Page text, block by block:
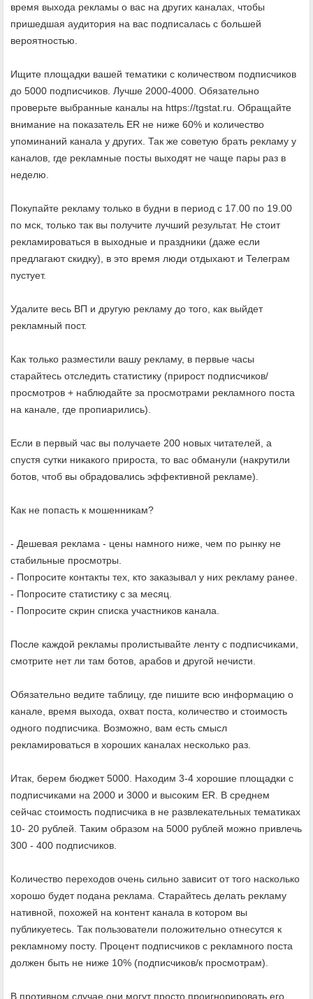
время выхода рекламы о вас на других каналах, чтобы
пришедшая аудитория на вас подписалась с большей
вероятностью.
Ищите площадки вашей тематики с количеством подписчиков
до 5000 подписчиков. Лучше 2000-4000. Обязательно
проверьте выбранные каналы на https://tgstat.ru. Обращайте
внимание на показатель ER не ниже 60% и количество
упоминаний канала у других. Так же советую брать рекламу у
каналов, где рекламные посты выходят не чаще пары раз в
неделю.
Покупайте рекламу только в будни в период с 17.00 по 19.00
по мск, только так вы получите лучший результат. Не стоит
рекламироваться в выходные и праздники (даже если
предлагают скидку), в это время люди отдыхают и Телеграм
пустует.
Удалите весь ВП и другую рекламу до того, как выйдет
рекламный пост.
Как только разместили вашу рекламу, в первые часы
старайтесь отследить статистику (прирост подписчиков/
просмотров + наблюдайте за просмотрами рекламного поста
на канале, где пропиарились).
Если в первый час вы получаете 200 новых читателей, а
спустя сутки никакого прироста, то вас обманули (накрутили
ботов, чтоб вы обрадовались эффективной рекламе).
Как не попасть к мошенникам?
- Дешевая реклама - цены намного ниже, чем по рынку не
стабильные просмотры.
- Попросите контакты тех, кто заказывал у них рекламу ранее.
- Попросите статистику с за месяц.
- Попросите скрин списка участников канала.
После каждой рекламы пролистывайте ленту с подписчиками,
смотрите нет ли там ботов, арабов и другой нечисти.
Обязательно ведите таблицу, где пишите всю информацию о
канале, время выхода, охват поста, количество и стоимость
одного подписчика. Возможно, вам есть смысл
рекламироваться в хороших каналах несколько раз.
Итак, берем бюджет 5000. Находим 3-4 хорошие площадки с
подписчиками на 2000 и 3000 и высоким ER. В среднем
сейчас стоимость подписчика в не развлекательных тематиках
10- 20 рублей. Таким образом на 5000 рублей можно привлечь
300 - 400 подписчиков.
Количество переходов очень сильно зависит от того насколько
хорошо будет подана реклама. Старайтесь делать рекламу
нативной, похожей на контент канала в котором вы
публикуетесь. Так пользователи положительно отнесутся к
рекламному посту. Процент подписчиков с рекламного поста
должен быть не ниже 10% (подписчиков/к просмотрам).
В противном случае они могут просто проигнорировать его.